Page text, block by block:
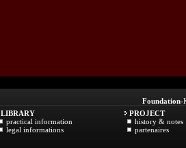
Foundation-
LIBRARY
practical information
legal informations
PROJECT
history & notes
partenaires